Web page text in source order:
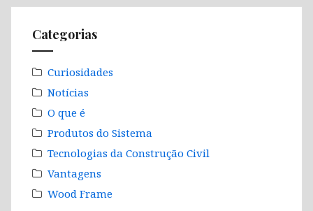
Categorias
Curiosidades
Notícias
O que é
Produtos do Sistema
Tecnologias da Construção Civil
Vantagens
Wood Frame